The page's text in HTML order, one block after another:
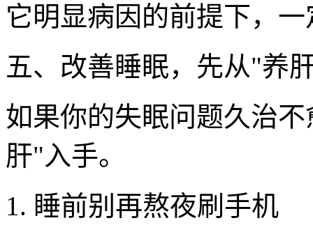
它明显病因的前提下，
五、改善睡眠，先从"养
如果你的失眠问题久治
肝"入手。
1. 睡前别再熬夜刷手机